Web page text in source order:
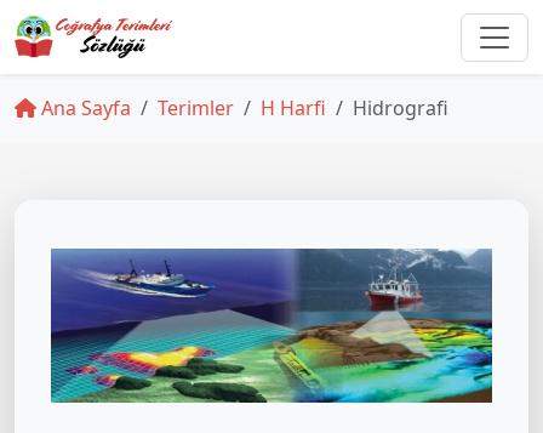
Ana Sayfa Terimler H Harfi Hidrografi